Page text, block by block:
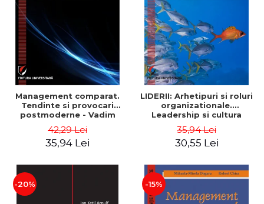
Management comparat.
Tendinte si provocari
postmoderne - Vadim
42,29 Lei
35,94 Lei
LIDERII: Arhetipuri si roluri
organizationale.
Leadership si cultura
Dumitrascu
35,94 Lei
30,55 Lei
-20% -15%